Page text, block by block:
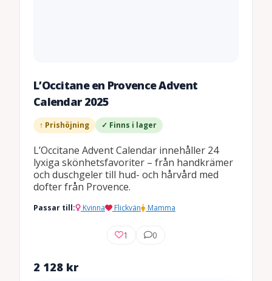
L’Occitane en Provence Advent
Calendar 2025
↑ Prishöjning ✓ Finns i lager
L’Occitane Advent Calendar innehåller 24
lyxiga skönhetsfavoriter – från handkrämer
och duschgeler till hud- och hårvård med
dofter från Provence.
Passar till: Kvinna Flickvän Mamma
1 0
2 128 kr